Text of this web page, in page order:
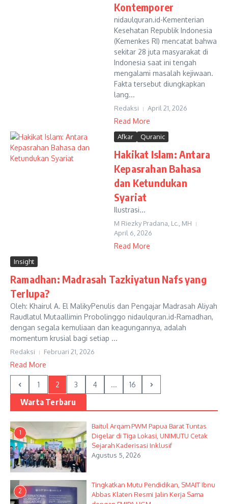
Kontemporer
nidaulquran.id-Kementerian
Kesehatan Republik Indonesia
(Kemenkes RI) mencatat bahwa
sekitar 28 juta masyarakat di
Indonesia saat ini tengah
mengalami masalah kejiwaan.
Fakta tersebut diungkapkan
lang...
Redaksi April 21, 2026
Read More
Afkar Quranic
Hakikat Islam: Antara
Kepasrahan Bahasa
dan Ketundukan
Syariat
Ilustrasi...
M Riezky Pradana, Lc., MH
April 6, 2026
Read More
Insight
Ramadhan: Madrasah Tazkiyatun Nafs yang
Terlupa?
Oleh: Khairul A. El MalikyPenulis dan Pengajar Madrasah Aliyah
Raudlatul Mutaallimin Probolinggo nidaulquran.id-Ramadhan,
dengan segala kemuliaan dan keagungannya, adalah
momentum krusial bagi setiap ...
Redaksi Februari 21, 2026
Read More
1 2 3 4 ... 16
Warta Terbaru
1
Baitul Arqam PWM Papua Barat Tuntas
Digelar di Tiga Lokasi, UNIMUTU Cetak
Sejarah Kaderisasi Inklusif
Agustus 5, 2026
2
Tingkatkan Mutu Pendidikan, SMAIT Ibnu
Abbas Klaten Resmi Jalin Kerja Sama